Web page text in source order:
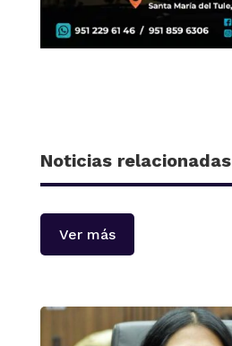
Noticias relacionadas
Ver más